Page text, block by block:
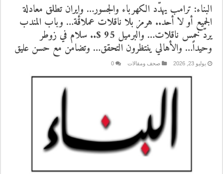
البناء: ترامب يهدّد الكهرباء والجسور… وإيران تطلق معادلة
الجميع أو لا أحد.. هرمز بلا ناقلات عملاقة… وباب المندب
يردّ خمس ناقلات… والبرميل 95 $.. سلام في زوطر
وحيداً… والأهالي ينتظرون التحقق… وتضامن مع حسن عليق
يوليو 23, 2026 صحف ومقالات 0